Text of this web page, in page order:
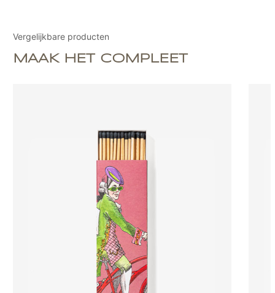
Vergelijkbare producten
MAAK HET COMPLEET